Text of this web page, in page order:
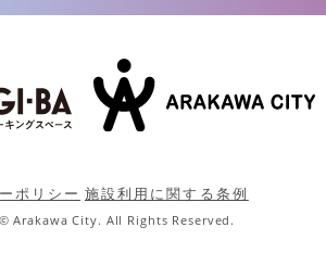
ポリシー 施設利用に関する条例
Arakawa City. All Rights Reserved.